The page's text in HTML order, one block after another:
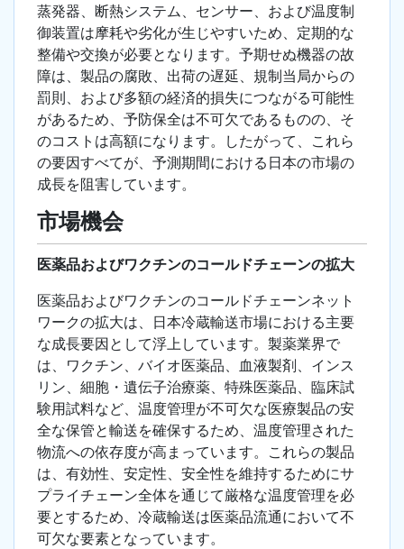
蒸発器、断熱システム、センサー、および温度制
御装置は摩耗や劣化が生じやすいため、定期的な
整備や交換が必要となります。予期せぬ機器の故
障は、製品の腐敗、出荷の遅延、規制当局からの
罰則、および多額の経済的損失につながる可能性
があるため、予防保全は不可欠であるものの、そ
のコストは高額になります。したがって、これら
の要因すべてが、予測期間における日本の市場の
成長を阻害しています。
市場機会
医薬品およびワクチンのコールドチェーンの拡大
医薬品およびワクチンのコールドチェーンネット
ワークの拡大は、日本冷蔵輸送市場における主要
な成長要因として浮上しています。製薬業界で
は、ワクチン、バイオ医薬品、血液製剤、インス
リン、細胞・遺伝子治療薬、特殊医薬品、臨床試
験用試料など、温度管理が不可欠な医療製品の安
全な保管と輸送を確保するため、温度管理された
物流への依存度が高まっています。これらの製品
は、有効性、安定性、安全性を維持するためにサ
プライチェーン全体を通じて厳格な温度管理を必
要とするため、冷蔵輸送は医薬品流通において不
可欠な要素となっています。